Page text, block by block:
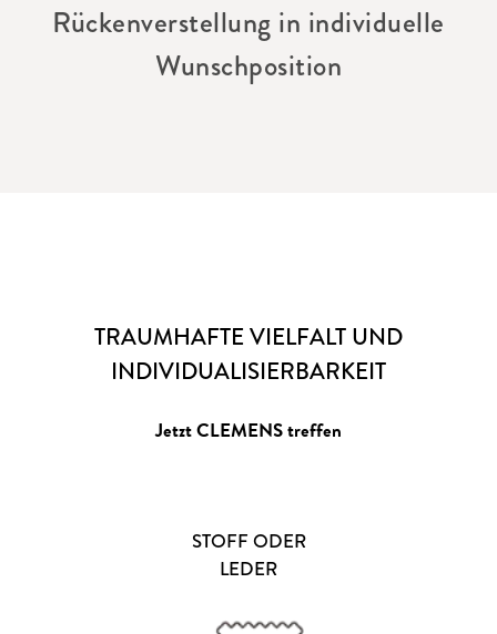
Rückenverstellung in individuelle
Wunschposition
TRAUMHAFTE VIELFALT UND
INDIVIDUALISIERBARKEIT
Jetzt CLEMENS treffen
STOFF ODER
LEDER